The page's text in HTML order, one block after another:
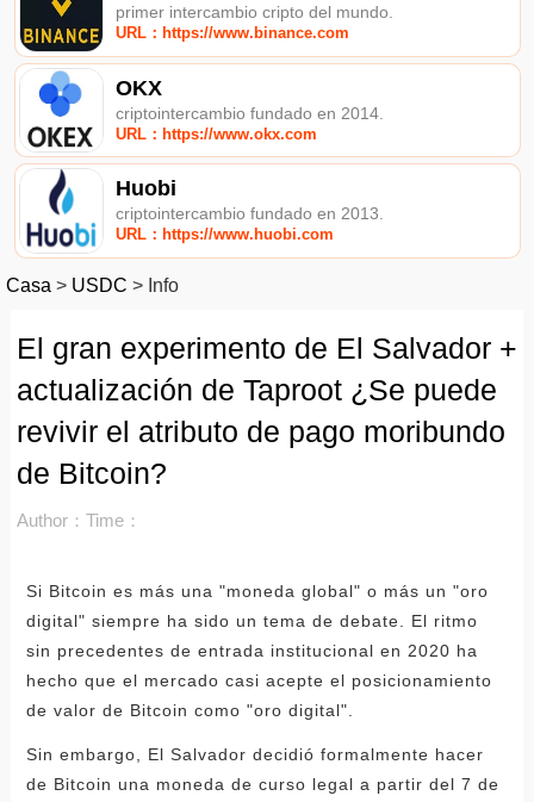
primer intercambio cripto del mundo.
URL：https://www.binance.com
OKX
criptointercambio fundado en 2014.
URL：https://www.okx.com
Huobi
criptointercambio fundado en 2013.
URL：https://www.huobi.com
Casa > USDC > Info
El gran experimento de El Salvador +
actualización de Taproot ¿Se puede
revivir el atributo de pago moribundo
de Bitcoin?
Author： Time：
Si Bitcoin es más una "moneda global" o más un "oro
digital" siempre ha sido un tema de debate. El ritmo
sin precedentes de entrada institucional en 2020 ha
hecho que el mercado casi acepte el posicionamiento
de valor de Bitcoin como "oro digital".
Sin embargo, El Salvador decidió formalmente hacer
de Bitcoin una moneda de curso legal a partir del 7 de